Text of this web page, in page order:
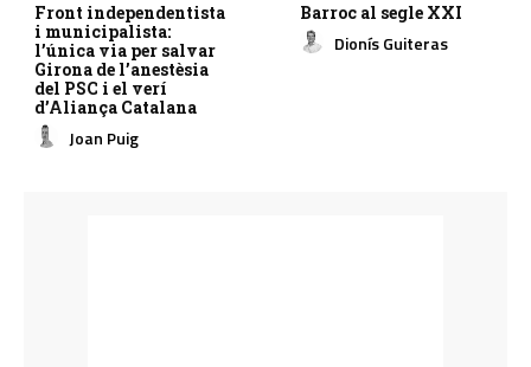
Front independentista
i municipalista:
l’única via per salvar
Girona de l’anestèsia
del PSC i el verí
d’Aliança Catalana
Joan Puig
Barroc al segle XXI
Dionís Guiteras